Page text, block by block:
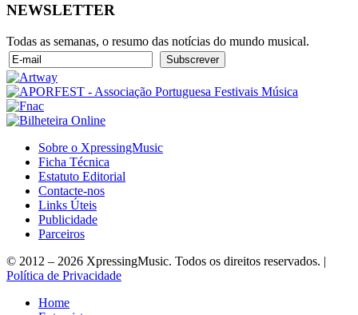
NEWSLETTER
Todas as semanas, o resumo das notícias do mundo musical.
Sobre o XpressingMusic
Ficha Técnica
Estatuto Editorial
Contacte-nos
Links Úteis
Publicidade
Parceiros
© 2012 – 2026 XpressingMusic. Todos os direitos reservados. |
Política de Privacidade
Home